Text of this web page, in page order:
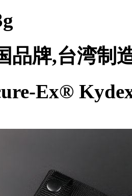
品牌,台湾制
Ex®